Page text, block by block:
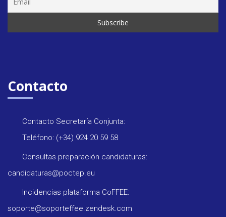
Contacto
Contacto Secretaría Conjunta:
Teléfono: (+34) 924 20 59 58
Consultas preparación candidaturas:
candidaturas@poctep.eu
Incidencias plataforma CoFFEE:
soporte@soporteffee.zendesk.com